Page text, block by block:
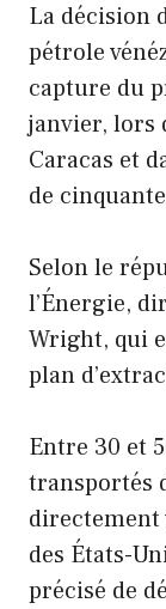
La décision
pétrole
capture du
janvier, lors
Caracas et
de
Selon le
l’Énergie,
Wright, qui
plan
Entre 30 et
transportés
directement
des États-
précisé de